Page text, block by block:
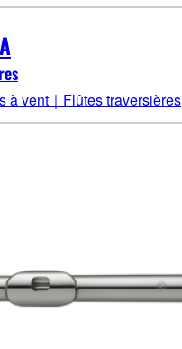
à vent｜Flûtes traversières